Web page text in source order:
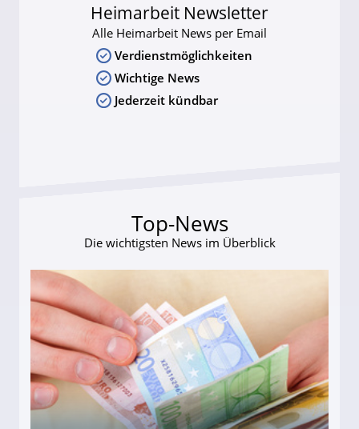
Heimarbeit Newsletter
Alle Heimarbeit News per Email
Verdienstmöglichkeiten
Wichtige News
Jederzeit kündbar
Top-News
Die wichtigsten News im Überblick